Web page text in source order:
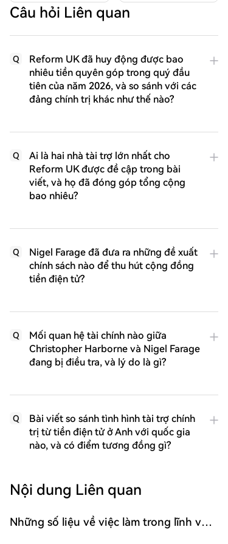
Câu hỏi Liên quan
Q
Reform UK đã huy động được bao
nhiêu tiền quyên góp trong quý đầu
tiên của năm 2026, và so sánh với các
đảng chính trị khác như thế nào?
Q
Ai là hai nhà tài trợ lớn nhất cho
Reform UK được đề cập trong bài
viết, và họ đã đóng góp tổng cộng
bao nhiêu?
Q
Nigel Farage đã đưa ra những đề xuất
chính sách nào để thu hút cộng đồng
tiền điện tử?
Q
Mối quan hệ tài chính nào giữa
Christopher Harborne và Nigel Farage
đang bị điều tra, và lý do là gì?
Q
Bài viết so sánh tình hình tài trợ chính
trị từ tiền điện tử ở Anh với quốc gia
nào, và có điểm tương đồng gì?
Nội dung Liên quan
Những số liệu về việc làm trong lĩnh vực